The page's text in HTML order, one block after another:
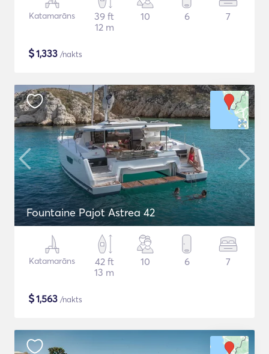
Katamarāns
39 ft
12 m
10 6 7
$1,333 /nakts
Fountaine Pajot Astrea 42
Katamarāns
42 ft
13 m
10 6 7
$1,563 /nakts